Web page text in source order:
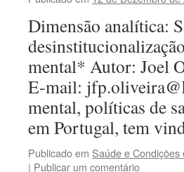
Dimensão analítica:
mental* Autor: Joel
E-mail:
mental, políticas de
em Portugal, tem
Publicado em Saúde e Condições
| Publicar um comentário